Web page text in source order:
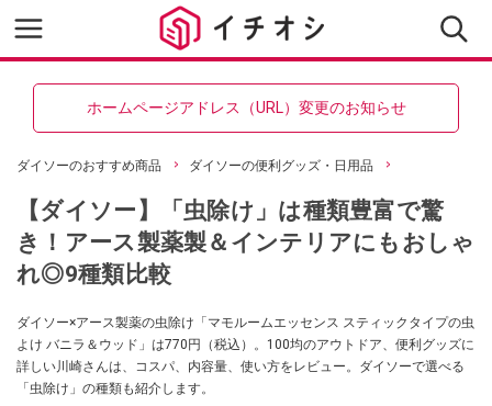
ホームページアドレス（URL）変更のお知らせ
ダイソーのおすすめ商品 ダイソーの便利グッズ・日用品
【ダイソー】「虫除け」は種類豊富で驚
き！アース製薬製＆インテリアにもおしゃ
れ◎9種類比較
ダイソー×アース製薬の虫除け「マモルームエッセンス スティックタイプの虫
よけ バニラ＆ウッド」は770円（税込）。100均のアウトドア、便利グッズに
詳しい川崎さんは、コスパ、内容量、使い方をレビュー。ダイソーで選べる
「虫除け」の種類も紹介します。